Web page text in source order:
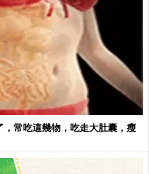
，常吃這幾物，吃走大肚囊，瘦